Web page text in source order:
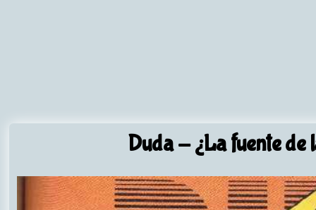
Duda- ¿La fuente de